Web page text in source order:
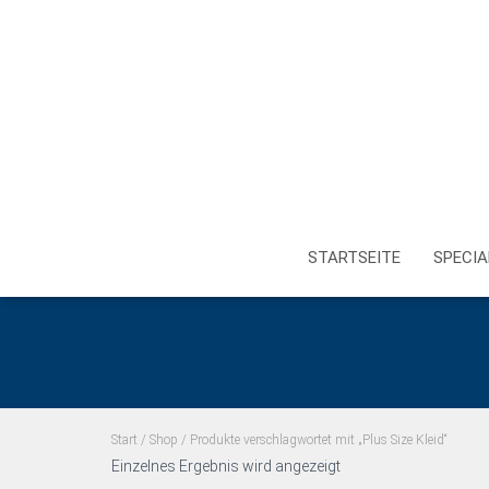
STARTSEITE
Start / Shop / Produkte verschlagwortet mit „Plus Size Kleid“
Einzelnes Ergebnis wird angezeigt